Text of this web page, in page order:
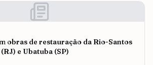
obras de restauração da Rio-Santos
e Ubatuba (SP)